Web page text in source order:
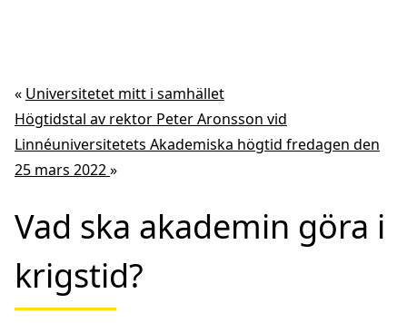
« Universitetet mitt i samhället
Högtidstal av rektor Peter Aronsson vid
Linnéuniversitetets Akademiska högtid fredagen den
25 mars 2022»
Vad ska akademin göra i
krigstid?